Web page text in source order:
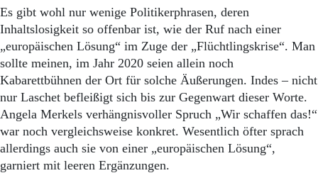
Wer wir sind
Aktuelle Ausgabe
Abonnenten-Login
Abonnent werden
Abo Prämien
Archiv
Mediadaten
Kontakt
Impressum
Datenschutz
Es gibt wohl nur wenige Politikerphrasen, deren
Inhaltslosigkeit so offenbar ist, wie der Ruf nach einer
„europäischen Lösung“ im Zuge der „Flüchtlingskrise“. Man
sollte meinen, im Jahr 2020 seien allein noch
Kabarettbühnen der Ort für solche Äußerungen. Indes – nicht
nur Laschet befleißigt sich bis zur Gegenwart dieser Worte.
Angela Merkels verhängnisvoller Spruch „Wir schaffen das!“
war noch vergleichsweise konkret. Wesentlich öfter sprach
allerdings auch sie von einer „europäischen Lösung“,
garniert mit leeren Ergänzungen.